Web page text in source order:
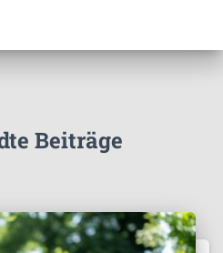
Beiträge